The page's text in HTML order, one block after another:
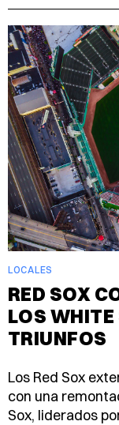
LOCALES
RED SOX
LOS WHITE
TRIUNFOS
Los Red Sox
con una
Sox, liderados